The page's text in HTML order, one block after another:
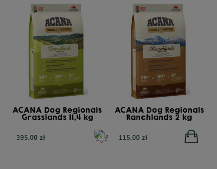
TRIBAL Fresh Pressed
ACANA Dog Regionals
Grasslands 11,4 kg
395,00 zł
ACANA Dog Regionals
Ranchlands 2 kg
115,00 zł